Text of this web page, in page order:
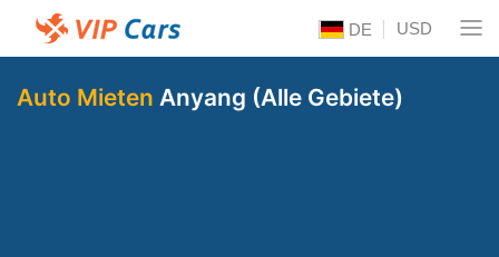
DE USD
Auto Mieten Anyang (Alle Gebiete)